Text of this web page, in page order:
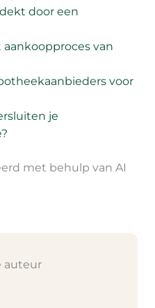
door een
van
voor
je
met behulp van AI
auteur